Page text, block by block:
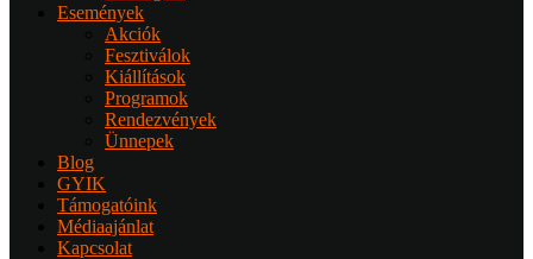
Események
Akciók
Fesztiválok
Kiállítások
Programok
Rendezvények
Ünnepek
Blog
GYIK
Támogatóink
Médiaajánlat
Kapcsolat